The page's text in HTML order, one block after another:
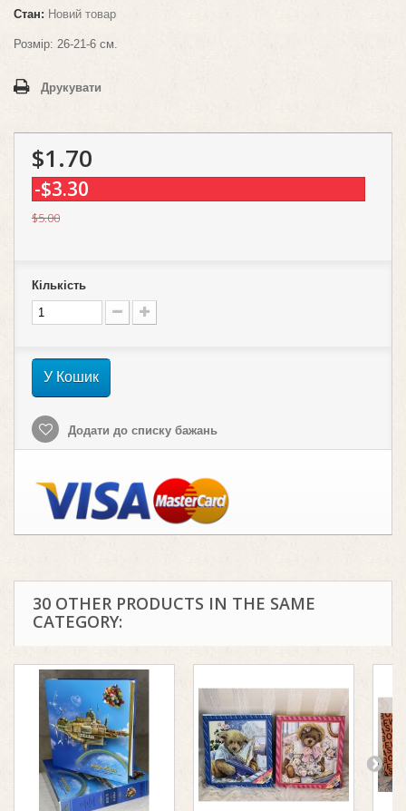
Стан: Новий товар
Розмір: 26-21-6 см.
Друкувати
$1.70
-$3.30
$5.00
Кількість
У Кошик
Додати до списку бажань
30 OTHER PRODUCTS IN THE SAME
CATEGORY: